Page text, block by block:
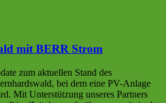
mit BERR Strom
zum aktuellen Stand des
bei dem eine PV-Anlage
Mit Unterstützung unseres Partners